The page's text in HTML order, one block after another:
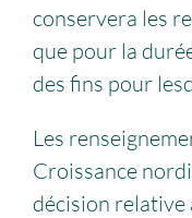
conservera les
que pour la
des fins pour
Les
Croissance
décision relative